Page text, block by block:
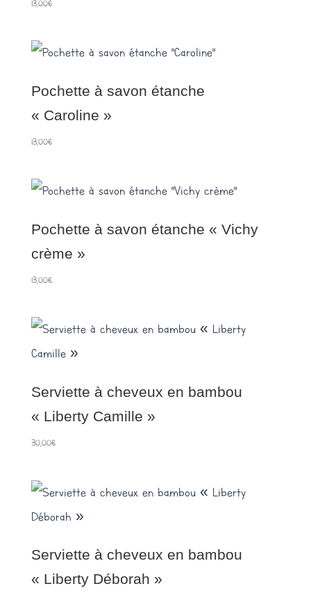
13,00€
Pochette à savon étanche
« Caroline »
13,00€
Pochette à savon étanche « Vichy
crème »
13,00€
Serviette à cheveux en bambou
« Liberty Camille »
30,00€
Serviette à cheveux en bambou
« Liberty Déborah »